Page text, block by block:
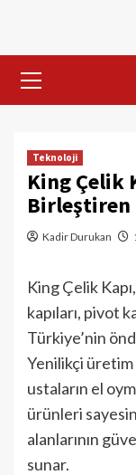
content
Menu
Teknoloji
King Çelik
Birleştiren
Kadir Durukan
King Çelik
kapıları, pivot
Türkiye’nin
Yenilikçi üretim
ustaların el
ürünleri
alanlarının
sunar.